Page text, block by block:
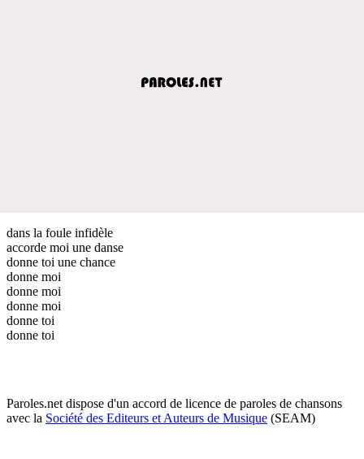
dans la foule infidèle
accorde moi une danse
donne toi une chance
donne moi
donne moi
donne moi
donne toi
donne toi
Paroles.net dispose d'un accord de licence de paroles de chansons
avec la Société des Editeurs et Auteurs de Musique (SEAM)